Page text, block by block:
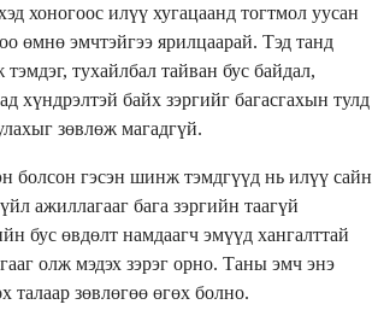
хоногоос илүү хугацаанд тогтмол уусан
өмнө эмчтэйгээ ярилцаарай. Тэд танд
тухайлбал тайван бус байдал,
хүндрэлтэй байх зэргийг багасгахын тулд
зөвлөж магадгүй.
болсон гэсэн шинж тэмдгүүд нь илүү сайн
ажиллагааг бага зэргийн таагүй
бус өвдөлт намдаагч эмүүд хангалттай
олж мэдэх зэрэг орно. Таны эмч энэ
талаар зөвлөгөө өгөх болно.